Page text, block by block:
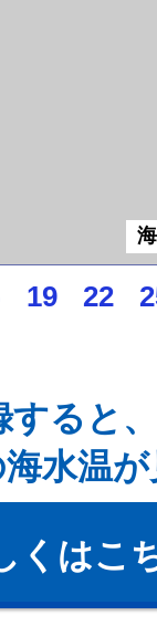
19 22
すると
水温
くはこ